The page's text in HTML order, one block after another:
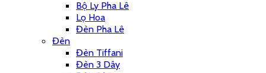
Bộ Ly Pha Lê
Lọ Hoa
Đèn Pha Lê
Đèn
Đèn Tiffani
Đèn 3 Dây